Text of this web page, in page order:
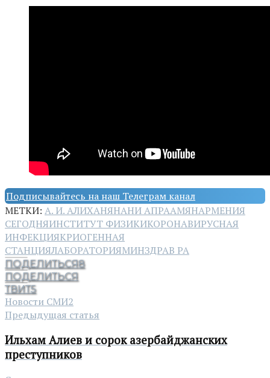
Подписывайтесь на наш Телеграм канал
МЕТКИ: А. И. АЛИХАНЯНАНИ АПРААМЯНАРМЕНИЯ
СЕГОДНЯИНСТИТУТ ФИЗИКИКОРОНАВИРУСНАЯ
ИНФЕКЦИЯКРИОГЕННАЯ
СТАНЦИЯЛАБОРАТОРИЯМИНЗДРАВ РА
ПОДЕЛИТЬСЯ8
ПОДЕЛИТЬСЯ
ТВИТ5
Новости СМИ2
Предыдущая статья
Ильхам Алиев и сорок азербайджанских
преступников